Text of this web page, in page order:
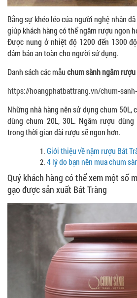
Bằng sự khéo léo của người nghệ nhân
giúp khách hàng có thể ngâm rượu ngon
Được nung ở nhiệt độ 1200 đến 1300
đảm bảo an toàn cho người sử dụng.
Danh sách các mẫuchum sành ngâm rượu
https://hoangphatbattrang.vn/chum-
Những nhà hàng nên sử dụng chum 50L,
dùng chum 20L, 30L. Ngâm rượu
trong thời gian dài rượu sẽ ngon hơn.
Giới thiệu về nậm rượu Bát
4 lý do bạn nên mua chum
Quý khách hàng có thể xem một số
gạo được sản xuất Bát Tràng